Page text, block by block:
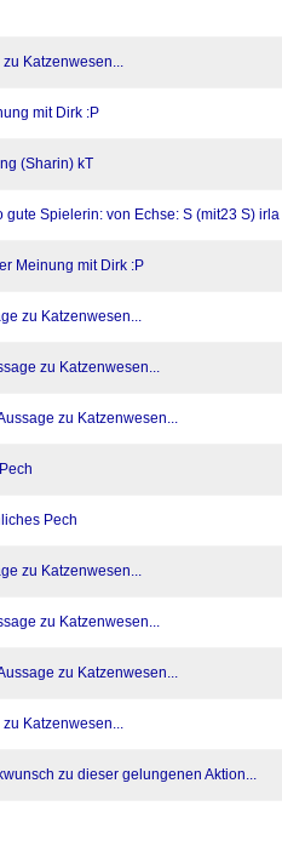
Katzenwesen...
mit Dirk :P
(Sharin) kT
gute Spielerin: von Echse: S (mit23 S) irla
Meinung mit Dirk :P
zu Katzenwesen...
zu Katzenwesen...
zu Katzenwesen...
Pech
zu Katzenwesen...
zu Katzenwesen...
zu Katzenwesen...
Katzenwesen...
zu dieser gelungenen Aktion...